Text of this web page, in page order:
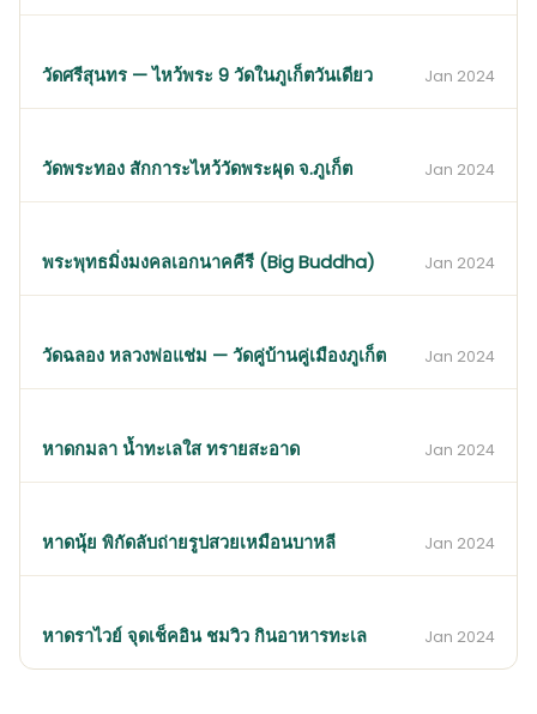
วัดศรีสุนทร — ไหว้พระ 9 วัดในภูเก็ตวันเดียว Jan 2024
วัดพระทอง สักการะไหว้วัดพระผุด จ.ภูเก็ต Jan 2024
พระพุทธมิ่งมงคลเอกนาคคีรี (Big Buddha) Jan 2024
วัดฉลอง หลวงพ่อแช่ม — วัดคู่บ้านคู่เมืองภูเก็ต Jan 2024
หาดกมลา น้ำทะเลใส ทรายสะอาด Jan 2024
หาดนุ้ย พิกัดลับถ่ายรูปสวยเหมือนบาหลี Jan 2024
หาดราไวย์ จุดเช็คอิน ชมวิว กินอาหารทะเล Jan 2024